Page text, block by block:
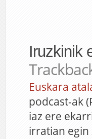
Iruzkinik
Euskara
podcast-ak
iaz ere
irratian